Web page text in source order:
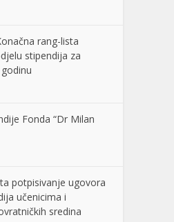
rang-lista
stipendija za
Fonda “Dr Milan
potpisivanje ugovora
učenicima i
sredina